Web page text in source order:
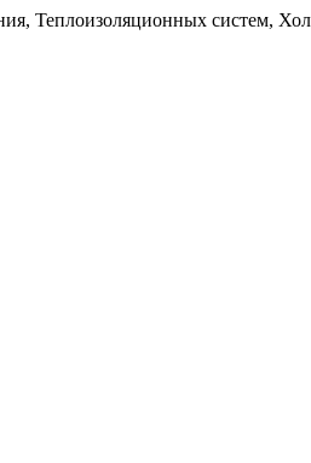
Теплоизоляционных систем,